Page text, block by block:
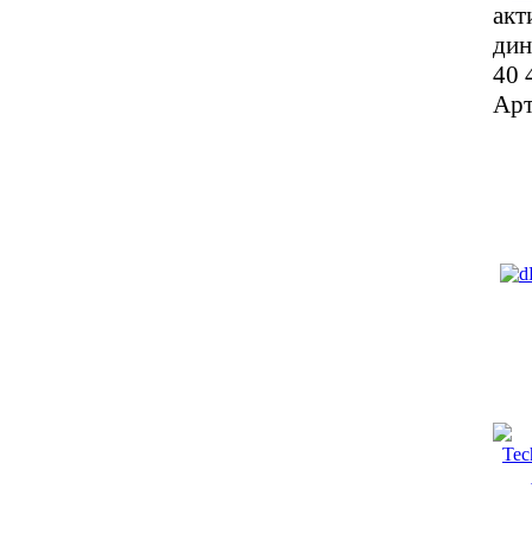
40